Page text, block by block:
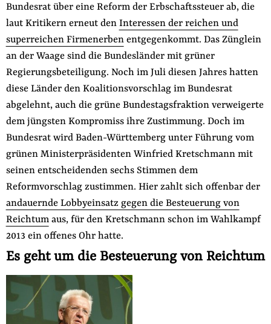
Impressum
Suche
auf
der
Website
Folge Uns
FacebookMastodon
BlueskyInstagram
YoutubeLinkedIn
Feed
Bundesrat über eine Reform der Erbschaftssteuer ab, die
laut Kritikern erneut den Interessen der reichen und
superreichen Firmenerbenentgegenkommt. Das Zünglein
an der Waage sind die Bundesländer mit grüner
Regierungsbeteiligung. Noch im Juli diesen Jahres hatten
diese Länder den Koalitionsvorschlag im Bundesrat
abgelehnt, auch die grüne Bundestagsfraktion verweigerte
dem jüngsten Kompromiss ihre Zustimmung. Doch im
Bundesrat wird Baden-Württemberg unter Führung vom
grünen Ministerpräsidenten Winfried Kretschmann mit
seinen entscheidenden sechs Stimmen dem
Reformvorschlag zustimmen. Hier zahlt sich offenbar der
andauernde Lobbyeinsatz gegen die Besteuerung von
Reichtumaus, für den Kretschmann schon im Wahlkampf
2013 ein offenes Ohr hatte.
Es geht um die Besteuerung von Reichtum